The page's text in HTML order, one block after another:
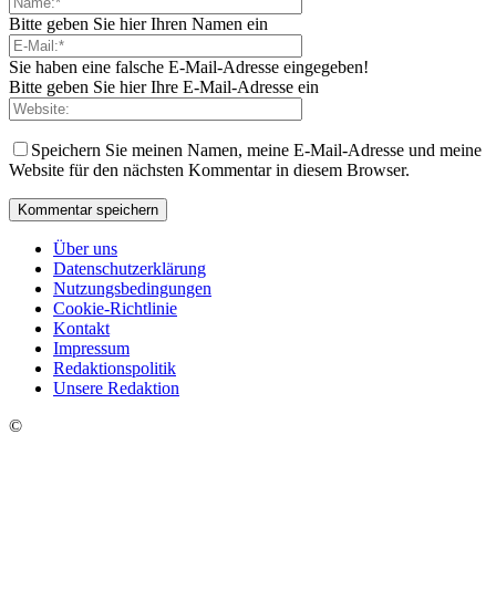
Bitte geben Sie hier Ihren Namen ein
Sie haben eine falsche E-Mail-Adresse eingegeben!
Bitte geben Sie hier Ihre E-Mail-Adresse ein
Speichern Sie meinen Namen, meine E-Mail-Adresse und meine
Website für den nächsten Kommentar in diesem Browser.
Über uns
Datenschutzerklärung
Nutzungsbedingungen
Cookie-Richtlinie
Kontakt
Impressum
Redaktionspolitik
Unsere Redaktion
©